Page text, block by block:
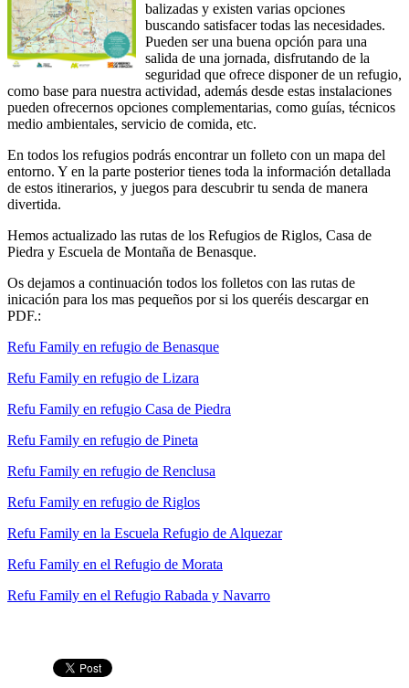
balizadas y existen varias opciones
buscando satisfacer todas las necesidades.
Pueden ser una buena opción para una
salida de una jornada, disfrutando de la
seguridad que ofrece disponer de un refugio,
como base para nuestra actividad, además desde estas instalaciones
pueden ofrecernos opciones complementarias, como guías, técnicos
medio ambientales, servicio de comida, etc.
En todos los refugios podrás encontrar un folleto con un mapa del
entorno. Y en la parte posterior tienes toda la información detallada
de estos itinerarios, y juegos para descubrir tu senda de manera
divertida.
Hemos actualizado las rutas de los Refugios de Riglos, Casa de
Piedra y Escuela de Montaña de Benasque.
Os dejamos a continuación todos los folletos con las rutas de
inicación para los mas pequeños por si los queréis descargar en
PDF.:
Refu Family en refugio de Benasque
Refu Family en refugio de Lizara
Refu Family en refugio Casa de Piedra
Refu Family en refugio de Pineta
Refu Family en refugio de Renclusa
Refu Family en refugio de Riglos
Refu Family en la Escuela Refugio de Alquezar
Refu Family en el Refugio de Morata
Refu Family en el Refugio Rabada y Navarro